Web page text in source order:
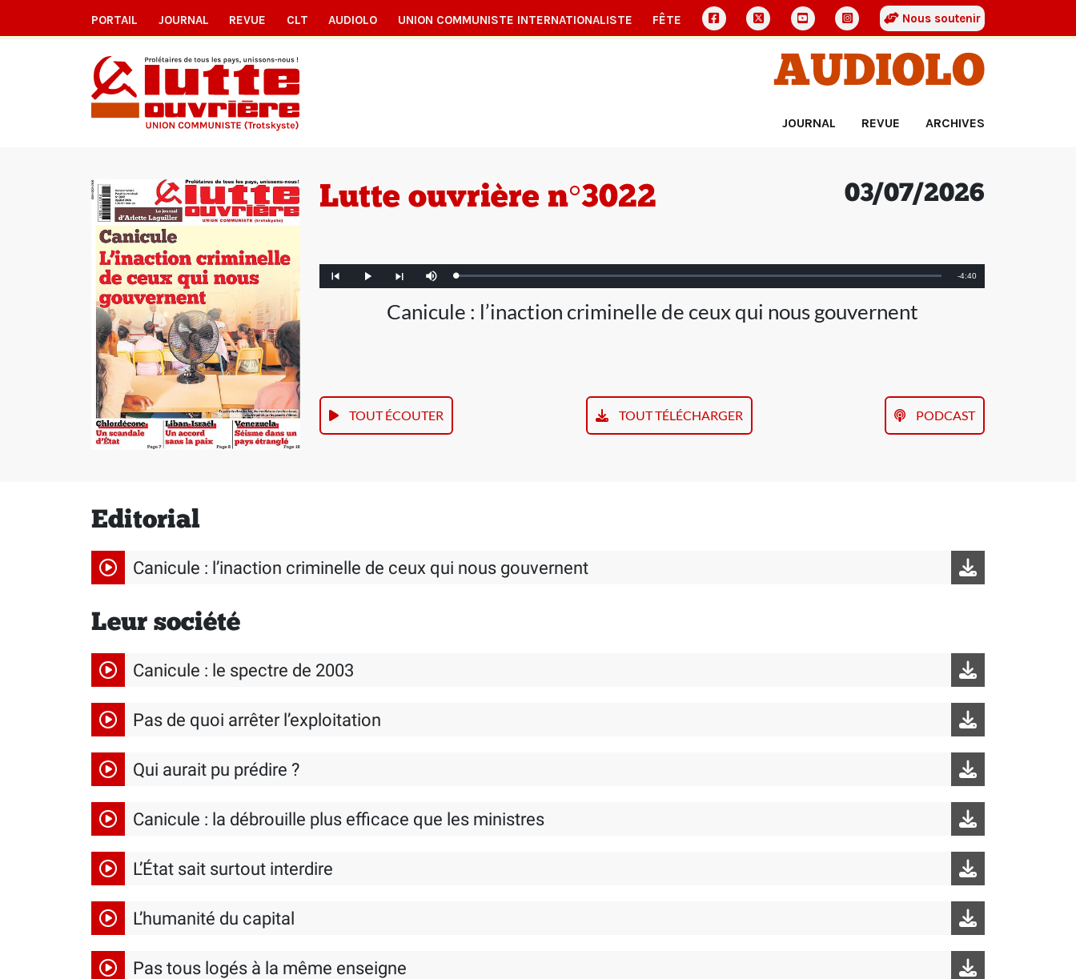
PORTAIL JOURNAL REVUE CLT AUDIOLO UNION COMMUNISTE INTERNATIONALISTE FÊTE Nous soutenir
AUDIOLO
JOURNAL REVUE ARCHIVES
Lutte ouvrière n°3022 03/07/2026
Article
précédent
Play
Article
suivant
Mute Loaded:
0.00%
Remaining
-4:40
Canicule : l’inaction criminelle de ceux qui nous gouvernent
TOUT ÉCOUTER TOUT TÉLÉCHARGER PODCAST
Editorial
Canicule : l’inaction criminelle de ceux qui nous gouvernent
Leur société
Canicule : le spectre de 2003
Pas de quoi arrêter l’exploitation
Qui aurait pu prédire ?
Canicule : la débrouille plus efficace que les ministres
L’État sait surtout interdire
L’humanité du capital
Pas tous logés à la même enseigne